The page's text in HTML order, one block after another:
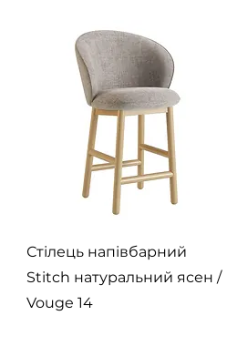
Швидкий перегляд
Стілець напівбарний
Stitch натуральний ясен /
Vouge 14